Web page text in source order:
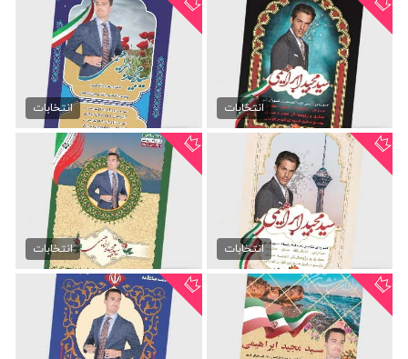
تراکت انتخابات شورای شهر
99,000 تومان
انتخابات
دانلود لایه باز تراکت...
99,000 تومان
انتخابات
طرح لایه باز تراکت انتخابات
99,000 تومان
انتخابات
تراکت انتخابات لایه باز
99,000 تومان
انتخابات